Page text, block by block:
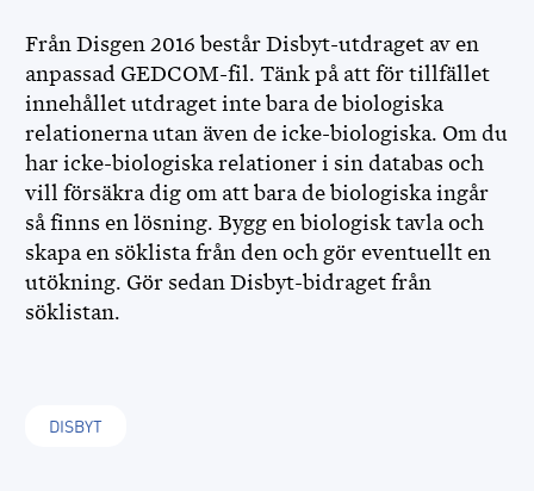
Från Disgen 2016 består Disbyt-utdraget av en
anpassad GEDCOM-fil. Tänk på att för tillfället
innehållet utdraget inte bara de biologiska
relationerna utan även de icke-biologiska. Om du
har icke-biologiska relationer i sin databas och
vill försäkra dig om att bara de biologiska ingår
så finns en lösning. Bygg en biologisk tavla och
skapa en söklista från den och gör eventuellt en
utökning. Gör sedan Disbyt-bidraget från
söklistan.
DISBYT